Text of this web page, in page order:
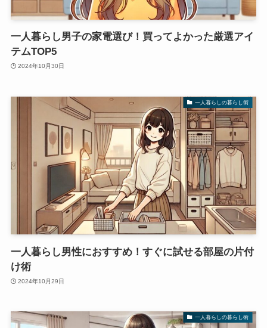
一人暮らし男子の家電選び！買ってよかった厳選アイ
テムTOP5
2024年10月30日
一人暮らしの暮らし術
一人暮らし男性におすすめ！すぐに試せる部屋の片付
け術
2024年10月29日
一人暮らしの暮らし術